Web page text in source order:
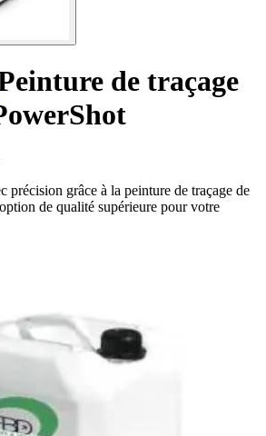
de traçage
précision grâce à la peinture de traçage de
de qualité supérieure pour votre